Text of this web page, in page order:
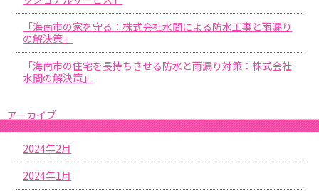
「海南市の家を守る：株式会社水間による防水工事と雨漏り
の解決策」
「海南市の住宅を長持ちさせる防水と雨漏り対策：株式会社
水間の解決策」
アーカイブ
2024年2月
2024年1月